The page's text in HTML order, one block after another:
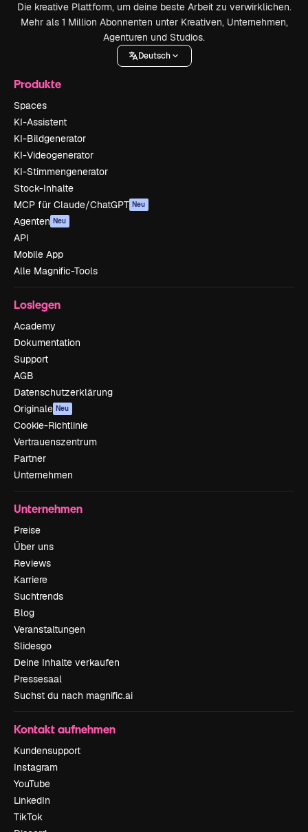
Die kreative Plattform, um deine beste Arbeit zu verwirklichen.
Mehr als 1 Million Abonnenten unter Kreativen, Unternehmen,
Agenturen und Studios.
Deutsch
Produkte
Spaces
KI-Assistent
KI-Bildgenerator
KI-Videogenerator
KI-Stimmengenerator
Stock-Inhalte
MCP für Claude/ChatGPT Neu
Agenten Neu
API
Mobile App
Alle Magnific-Tools
Loslegen
Academy
Dokumentation
Support
AGB
Datenschutzerklärung
Originale Neu
Cookie-Richtlinie
Vertrauenszentrum
Partner
Unternehmen
Unternehmen
Preise
Über uns
Reviews
Karriere
Suchtrends
Blog
Veranstaltungen
Slidesgo
Deine Inhalte verkaufen
Pressesaal
Suchst du nach magnific.ai
Kontakt aufnehmen
Kundensupport
Instagram
YouTube
LinkedIn
TikTok